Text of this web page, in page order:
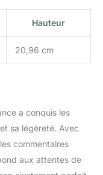
Hauteur
20,96 cm
a conquis les
sa légèreté. Avec
commentaires
aux attentes de